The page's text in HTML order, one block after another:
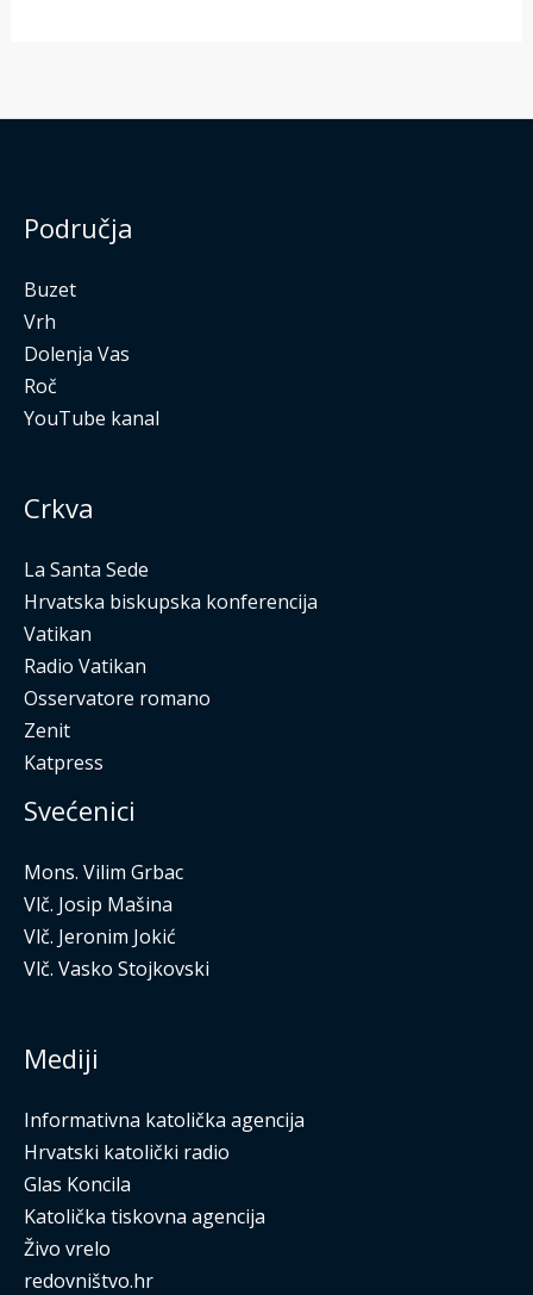
Područja
Buzet
Vrh
Dolenja Vas
Roč
YouTube kanal
Crkva
La Santa Sede
Hrvatska biskupska konferencija
Vatikan
Radio Vatikan
Osservatore romano
Zenit
Katpress
Svećenici
Mons. Vilim Grbac
Vlč. Josip Mašina
Vlč. Jeronim Jokić
Vlč. Vasko Stojkovski
Mediji
Informativna katolička agencija
Hrvatski katolički radio
Glas Koncila
Katolička tiskovna agencija
Živo vrelo
redovništvo.hr